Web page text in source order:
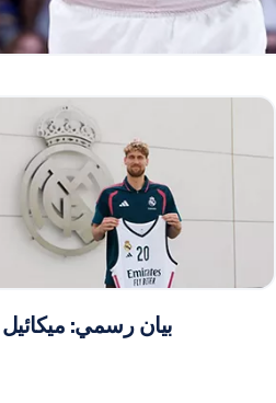
بيان رسمي: ميكائيل